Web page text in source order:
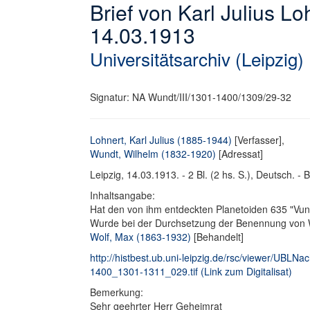
Brief von Karl Julius
14.03.1913
Universitätsarchiv (Leipzig)
Signatur: NA Wundt/III/1301-1400/1309/29-32
Lohnert, Karl Julius (1885-1944) [Verfasser],
Wundt, Wilhelm (1832-1920) [Adressat]
Leipzig, 14.03.1913. - 2 Bl. (2 hs. S.), Deutsch. -
Inhaltsangabe:
Hat den von ihm entdeckten Planetoiden 635
Wurde bei der Durchsetzung der Benennung von
Wolf, Max (1863-1932) [Behandelt]
http://histbest.ub.uni-leipzig.de/rsc/viewer/
1400_1301-1311_029.tif (Link zum Digitalisat)
Bemerkung:
Sehr geehrter Herr Geheimrat